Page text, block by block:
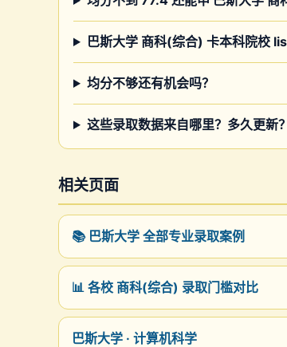
巴斯大学 商科(综合) 卡本科院校
均分不够还有机会吗？
这些录取数据来自哪里？多久更新？
相关页面
📚 巴斯大学 全部专业录取案例
📊 各校 商科(综合) 录取门槛对比
巴斯大学 · 计算机科学